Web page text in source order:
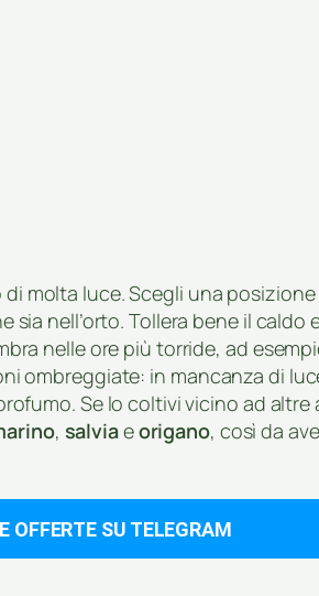
molta luce. Scegli una posizione
nell’orto. Tollera bene il caldo
nelle ore più torride, ad
ombreggiate: in mancanza di
Se lo coltivi vicino ad altre
, salviaeorigano, così da
OFFERTE SU TELEGRAM